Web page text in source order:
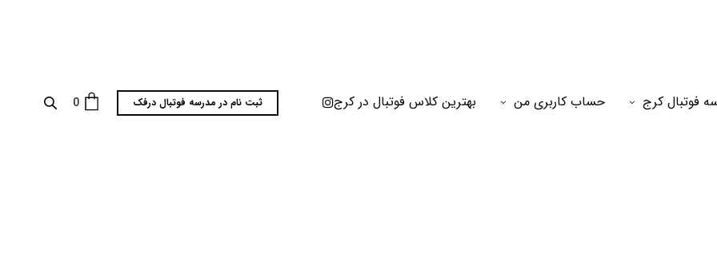
فوتبال کرج حساب کاربری من بهترین کلاس فوتبال در کرج ثبت نام در مدرسه فوتبال درفک 0